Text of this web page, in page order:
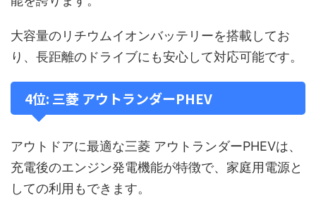
大容量のリチウムイオンバッテリーを搭載してお
り、長距離のドライブにも安心して対応可能です。
4位: 三菱 アウトランダーPHEV
アウトドアに最適な三菱 アウトランダーPHEVは、
充電後のエンジン発電機能が特徴で、家庭用電源と
しての利用もできます。